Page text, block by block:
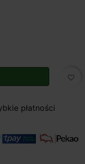
favorite_border
płatności